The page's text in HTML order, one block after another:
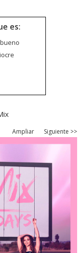
es:
Ampliar Siguiente >>